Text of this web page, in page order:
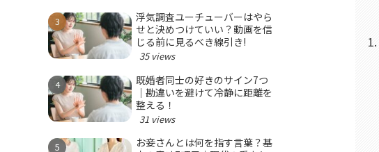
浮気調査ユーチューバーはやら
せと決めつけていい？動画を信
じる前に見るべき線引き!
35 views
既婚者同士の好きのサイン7つ
｜勘違いを避けて冷静に距離を
整える！
31 views
お妾さんとは何を指す言葉？基